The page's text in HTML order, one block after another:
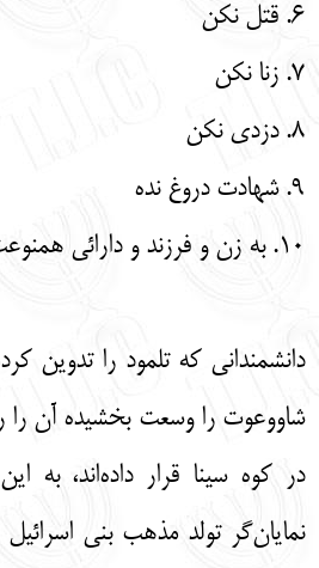
6. قتل نکن
7. زنا نکن
8. دزدی نکن
9. شهادت دروغ نده
10. به زن و فرزند و دارائی همنوعت حسد مبر
دانشمندانی که تلمود را تدوین
شاووعوت را وسعت بخشیده آن را
در کوه سینا قرار داده‌اند، به
نمایان‌گر تولد مذهب بنی